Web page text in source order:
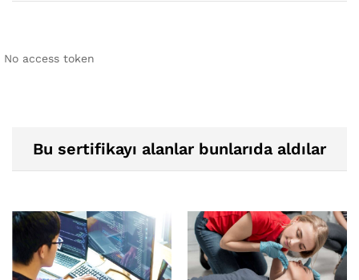
No access token
Bu sertifikayı alanlar bunlarıda aldılar